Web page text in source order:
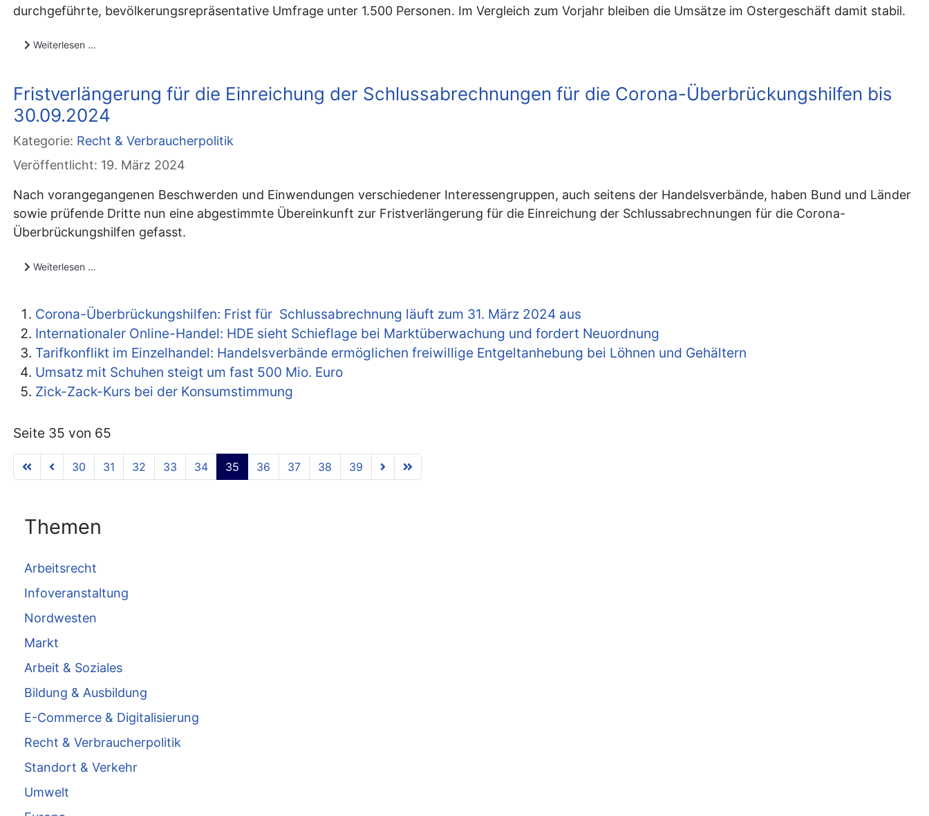
durchgeführte, bevölkerungsrepräsentative Umfrage unter 1.500 Personen. Im Vergleich zum Vorjahr bleiben die Umsätze im Ostergeschäft damit stabil.
Weiterlesen …
Fristverlängerung für die Einreichung der Schlussabrechnungen für die Corona-Überbrückungshilfen bis
30.09.2024
Kategorie: Recht & Verbraucherpolitik
Veröffentlicht: 19. März 2024
Nach vorangegangenen Beschwerden und Einwendungen verschiedener Interessengruppen, auch seitens der Handelsverbände, haben Bund und Länder
sowie prüfende Dritte nun eine abgestimmte Übereinkunft zur Fristverlängerung für die Einreichung der Schlussabrechnungen für die Corona-
Überbrückungshilfen gefasst.
Weiterlesen …
Corona-Überbrückungshilfen: Frist für Schlussabrechnung läuft zum 31. März 2024 aus
Internationaler Online-Handel: HDE sieht Schieflage bei Marktüberwachung und fordert Neuordnung
Tarifkonflikt im Einzelhandel: Handelsverbände ermöglichen freiwillige Entgeltanhebung bei Löhnen und Gehältern
Umsatz mit Schuhen steigt um fast 500 Mio. Euro
Zick-Zack-Kurs bei der Konsumstimmung
Seite 35 von 65
30 31 32 33 34 35 36 37 38 39
Themen
Arbeitsrecht
Infoveranstaltung
Nordwesten
Markt
Arbeit & Soziales
Bildung & Ausbildung
E-Commerce & Digitalisierung
Recht & Verbraucherpolitik
Standort & Verkehr
Umwelt